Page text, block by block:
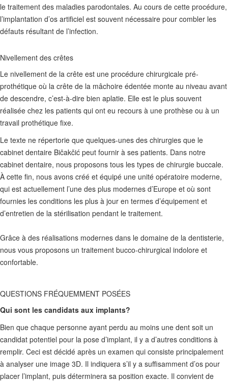
le traitement des maladies parodontales. Au cours de cette procédure,
l’implantation d’os artificiel est souvent nécessaire pour combler les
défauts résultant de l’infection.
Nivellement des crêtes
Le nivellement de la crête est une procédure chirurgicale pré-
prothétique où la crête de la mâchoire édentée monte au niveau avant
de descendre, c’est-à-dire bien aplatie. Elle est le plus souvent
réalisée chez les patients qui ont eu recours à une prothèse ou à un
travail prothétique fixe.
Le texte ne répertorie que quelques-unes des chirurgies que le
cabinet dentaire Bičakčić peut fournir à ses patients. Dans notre
cabinet dentaire, nous proposons tous les types de chirurgie buccale.
À cette fin, nous avons créé et équipé une unité opératoire moderne,
qui est actuellement l’une des plus modernes d’Europe et où sont
fournies les conditions les plus à jour en termes d’équipement et
d’entretien de la stérilisation pendant le traitement.
Grâce à des réalisations modernes dans le domaine de la dentisterie,
nous vous proposons un traitement bucco-chirurgical indolore et
confortable.
QUESTIONS FRÉQUEMMENT POSÉES
Qui sont les candidats aux implants?
Bien que chaque personne ayant perdu au moins une dent soit un
candidat potentiel pour la pose d’implant, il y a d’autres conditions à
remplir. Ceci est décidé après un examen qui consiste principalement
à analyser une image 3D. Il indiquera s’il y a suffisamment d’os pour
placer l’implant, puis déterminera sa position exacte. Il convient de